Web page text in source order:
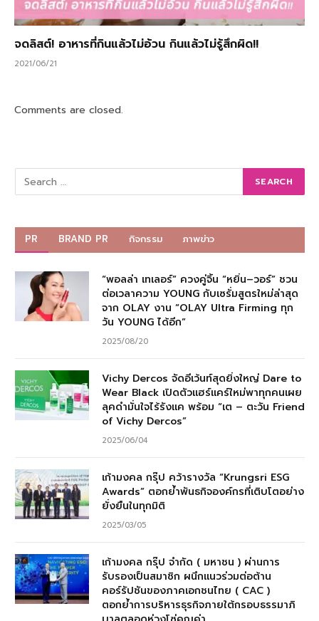
จดลิสต์! อาหารที่กินแล้วไม่อ้วน กินแล้วไม่รู้สึกผิด!!
2021/06/21
Comments are closed.
PR BRAND PR กิจกรรม ภาพข่าว
“พอลล่า เทเลอร์” ควงคู่จิ้น “หยิ่น–วอร์” ชวน
ต่อเวลาความ YOUNG กับเซรั่มสูตรใหม่ล่าสุด
จาก OLAY งาน “OLAY Ultra Firming ทุก
วัน YOUNG ได้อีก”
2025/08/20
Vichy Dercos จัดอีเว้นท์สุดยิ่งใหญ่ Dare to
Wear Black เปิดตัวแฮร์แคร์ใหม่พาทุกคนเผย
ลุคดำมั่นใจไร้รังแค พร้อม “เต – ตะวัน Friend
of Vichy Dercos”
2025/06/04
เก้ามงคล กรุ๊ป คว้ารางวัล “Krungsri ESG
Awards” ตอกย้ำพันธกิจองค์กรที่เติบโตอย่าง
ยั่งยืนในทุกมิติ
2025/03/05
เก้ามงคล กรุ๊ป จำกัด ( มหาชน ) ผ่านการ
รับรองเป็นสมาชิก ผนึกแนวร่วมต่อต้าน
คอร์รัปชันของภาคเอกชนไทย ( CAC )
ตอกย้ำการบริหารธุรกิจภายใต้กรอบธรรมาภิ